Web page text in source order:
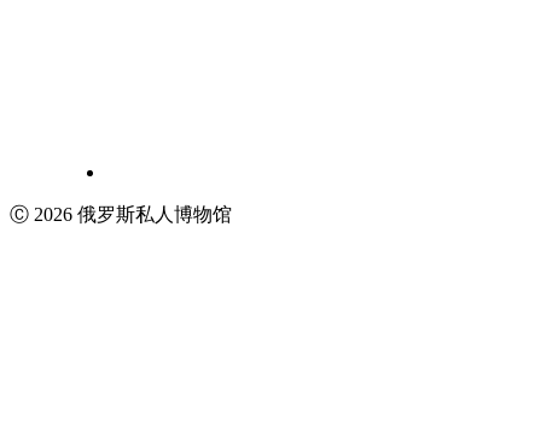
Ⓒ 2026 俄罗斯私人博物馆